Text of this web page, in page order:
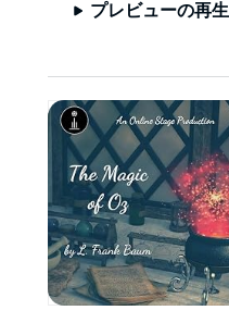
プレビューの再生